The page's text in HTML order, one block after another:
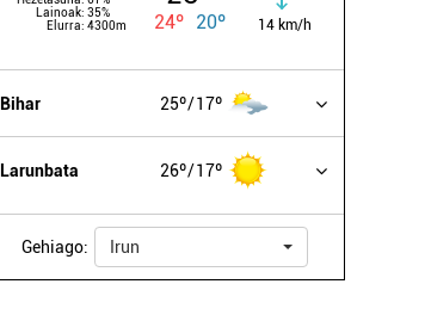
Lainoak: 35%
Elurra: 4300m 24º 20º 14 km/h
Bihar 25º 17º
Larunbata 26º 17º
Gehiago: Irun